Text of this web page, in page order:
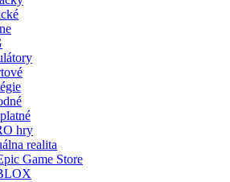
hry
realita
Game Store